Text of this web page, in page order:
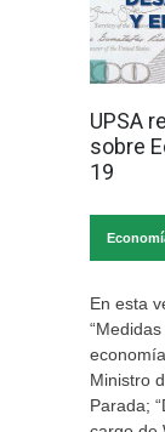
UPSA
sobre
19
En esta
Ministro
Parada;